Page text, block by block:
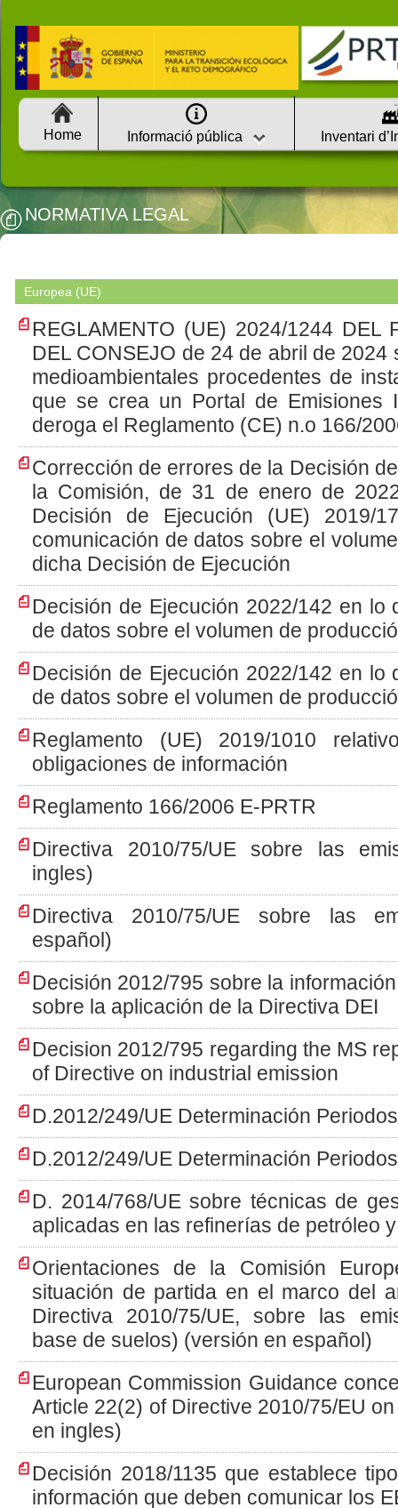
Home Informació pública Inventari
NORMATIVA LEGAL
Europea (UE)
REGLAMENTO (UE) 2024/1244 DEL
DEL CONSEJO de 24 de abril de
medioambientales procedentes de
que se crea un Portal de Emisiones
deroga el Reglamento (CE) n.o 166/
Corrección de errores de la Decisión
la Comisión, de 31 de enero de
Decisión de Ejecución (UE)
comunicación de datos sobre el
dicha Decisión de Ejecución
Decisión de Ejecución 2022/142 en lo
de datos sobre el volumen de
Decisión de Ejecución 2022/142 en lo
de datos sobre el volumen de
Reglamento (UE) 2019/1010
obligaciones de información
Reglamento 166/2006 E-PRTR
Directiva 2010/75/UE sobre las
ingles)
Directiva 2010/75/UE sobre las
español)
Decisión 2012/795 sobre la
sobre la aplicación de la Directiva DEI
Decision 2012/795 regarding the MS
of Directive on industrial emission
D.2012/249/UE Determinación
D.2012/249/UE Determinación
D. 2014/768/UE sobre técnicas de
aplicadas en las refinerías de petróleo
Orientaciones de la Comisión
situación de partida en el marco del
Directiva 2010/75/UE, sobre las
base de suelos) (versión en español)
European Commission Guidance
Article 22(2) of Directive 2010/75/EU
en ingles)
Decisión 2018/1135 que establece
información que deben comunicar los